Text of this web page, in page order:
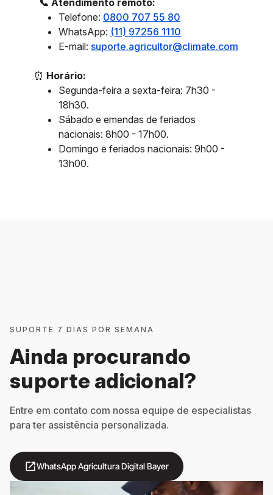
📞 Atendimento remoto:
Telefone: 0800 707 55 80
WhatsApp: (11) 97256 1110
E-mail: suporte.agricultor@climate.com
⏰ Horário:
Segunda-feira a sexta-feira: 7h30 -
18h30.
Sábado e emendas de feriados
nacionais: 8h00 - 17h00.
Domingo e feriados nacionais: 9h00 -
13h00.
SUPORTE 7 DIAS POR SEMANA
Ainda procurando
suporte adicional?
Entre em contato com nossa equipe de especialistas
para ter assistência personalizada.
WhatsApp Agricultura Digital Bayer
open_in_new